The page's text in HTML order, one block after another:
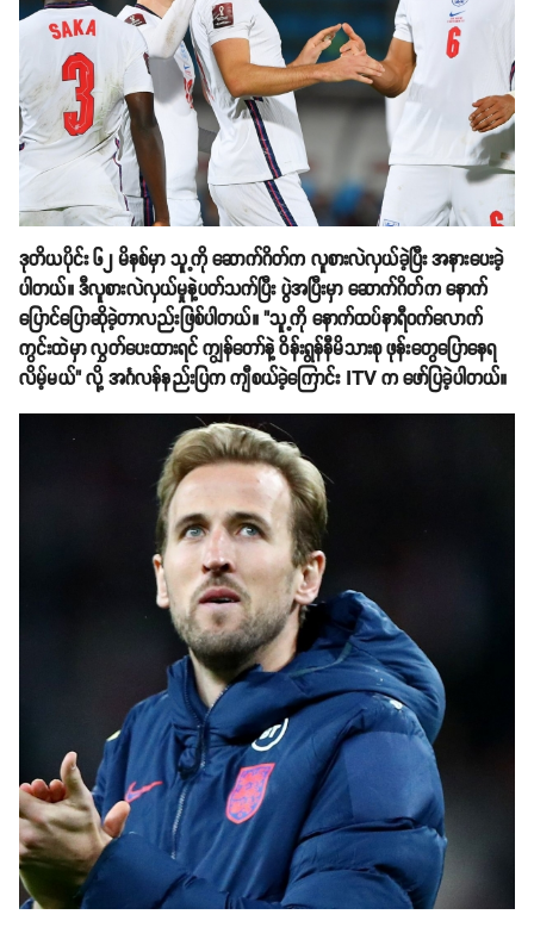
ဒုတိယပိုင်း ၆၂ မိနစ်မှာ သူ့ကို ဆောက်ဂိတ်က လူစားလဲလှယ်ခဲ့ပြီး အနားပေးခဲ့
ပါတယ်။ ဒီလူစားလဲလှယ်မှုနဲ့ပတ်သက်ပြီး ပွဲအပြီးမှာ ဆောက်ဂိတ်က နောက်
ပြောင်ပြောဆိုခဲ့တာလည်းဖြစ်ပါတယ်။ "သူ့ကို နောက်ထပ်နာရီဝက်လောက်
ကွင်းထဲမှာ လွှတ်ပေးထားရင် ကျွန်တော်နဲ့ ဝိန်းရွန်နီမိသားစု ဖုန်းတွေပြောနေရ
လိမ့်မယ်" လို့ အင်္ဂလန်နည်းပြက ကျီစယ်ခဲ့ကြောင်း ITV က ဖော်ပြခဲ့ပါတယ်။